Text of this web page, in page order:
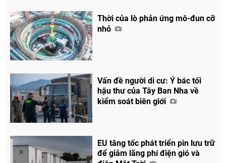
Thời của lò phản ứng mô-đun cỡ
nhỏ
Vấn đề người di cư: Ý bác tối
hậu thư của Tây Ban Nha về
kiểm soát biên giới
EU tăng tốc phát triển pin lưu trữ
để giảm lãng phí điện gió và